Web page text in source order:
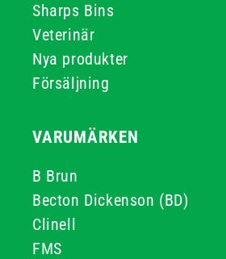
Sharps Bins
Veterinär
Nya produkter
Försäljning
VARUMÄRKEN
B Brun
Becton Dickenson (BD)
Clinell
FMS